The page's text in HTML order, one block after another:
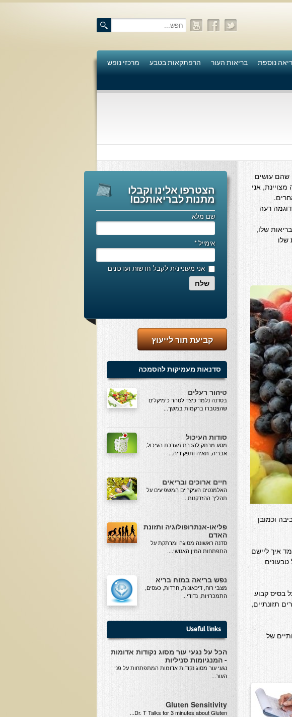
נוספת בריאות העור הרפתקאות בטבע מרכזי נופש
שהם עושים
אני
רעה -
שלו,
שלו
וכמובן
איך ליישם
בסיס קבוע
תזונתיים,
של
הצטרפו אלינו וקבלו
מתנות לבריאותכם!
שם מלא
אימייל*
אני מעוניינ/ת לקבל חדשות ועדכונים
שלח
קביעת תור לייעוץ
סדנאות מעמיקות להסמכה
טיהור רעלים
בסדנה נלמד כיצד לטהר כימיקלים
שהצטברו ברקמות במשך...
סודות העיכול
מסע מרתק להכרת מערכת העיכול,
אבריה, תאיה ותפקידיה....
חיים ארוכים ובריאים
האלמנטים העיקריים המשפיעים על
תהליך ההזדקנות...
פליאו-אנתרופולוגיה ותזונת
האדם
סדנה ראשונה מסוגה ומרתקת על
התפתחות המין האנושי....
נפש בריאה במוח בריא
מצבי רוח, דיכאונות, חרדות, כעסים,
התמכרויות, נדודי...
Useful links
הכל על נגעי עור מסוג נקודות אדומות
- המנגיומות סניליות
נגעי עור מסוג נקודות אדומות המתפתחות על פני
העור...
Gluten Sensitivity
Dr. T Talks for 3 minutes about Gluten...